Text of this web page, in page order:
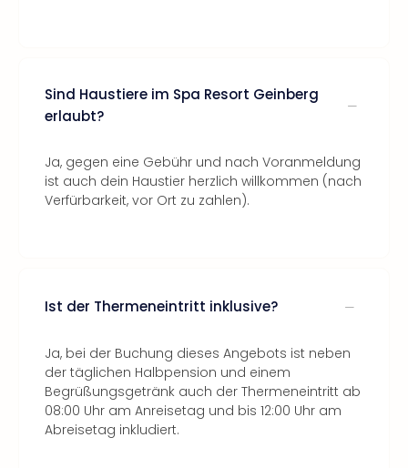
Sind Haustiere im Spa Resort Geinberg
erlaubt?
Ja, gegen eine Gebühr und nach Voranmeldung
ist auch dein Haustier herzlich willkommen (nach
Verfürbarkeit, vor Ort zu zahlen).
Ist der Thermeneintritt inklusive?
Ja, bei der Buchung dieses Angebots ist neben
der täglichen Halbpension und einem
Begrüßungsgetränk auch der Thermeneintritt ab
08:00 Uhr am Anreisetag und bis 12:00 Uhr am
Abreisetag inkludiert.